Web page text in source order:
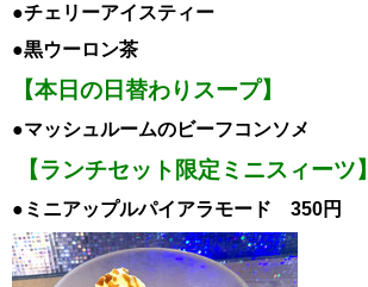
●チェリーアイスティー
●黒ウーロン茶
【本日の日替わりスープ】
●マッシュルームのビーフコンソメ
【ランチセット限定ミニスィーツ】
●ミニアップルパイアラモード 350円